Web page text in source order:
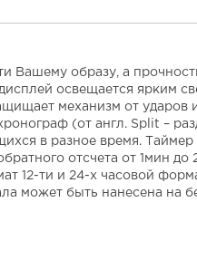
Вашему образу, а
освещается ярким
механизм от
(от англ. Split –
в разное время.
отсчета от 1мин
12-ти и 24-х часовой
может быть нанесена